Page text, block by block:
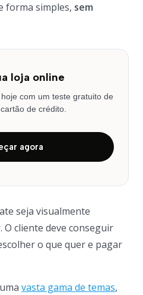
forma simples, sem
loja online
com um teste gratuito de
de crédito.
agora
seja visualmente
O cliente deve conseguir
o que quer e pagar
vasta gama de temas,